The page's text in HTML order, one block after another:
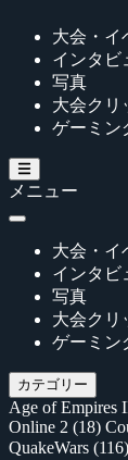
大会・イ
インタビ
写真
大会クリ
ゲーミン
メニュー
大会・イ
インタビ
写真
大会クリ
ゲーミン
カテゴリー
Age of Empires
Online 2 (18)
QuakeWars (116)